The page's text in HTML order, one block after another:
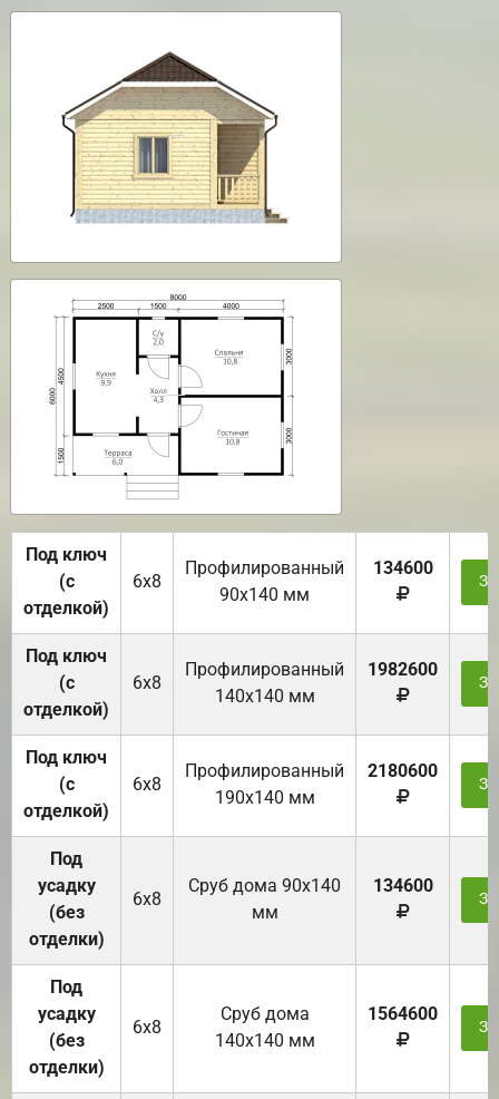
Под ключ
(с
отделкой)
6х8
Профилированный
90х140 мм
134600
Под ключ
(с
отделкой)
6х8
Профилированный
140х140 мм
1982600
Под ключ
(с
отделкой)
6х8
Профилированный
190х140 мм
2180600
Под
усадку
(без
отделки)
6х8
Cруб дома 90x140
мм
134600
Под
усадку
(без
отделки)
6х8
Cруб дома
140х140 мм
1564600